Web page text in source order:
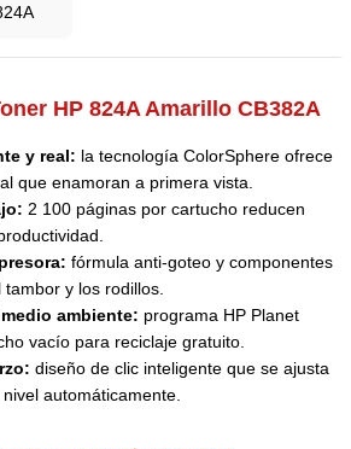
HP 824A Amarillo CB382A
y real: la tecnología ColorSphere ofrece
que enamoran a primera vista.
2 100 páginas por cartucho reducen
fórmula anti-goteo y componentes
y los rodillos.
ambiente: programa HP Planet
vacío para reciclaje gratuito.
diseño de clic inteligente que se ajusta
automáticamente.